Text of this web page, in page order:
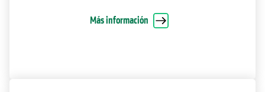
Más información